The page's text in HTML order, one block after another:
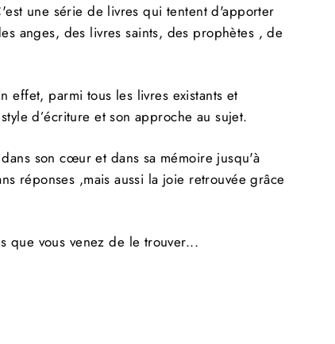
une série de livres qui tentent d'apporter
anges, des livres saints, des prophètes , de
effet, parmi tous les livres existants et
d’écriture et son approche au sujet.
son cœur et dans sa mémoire jusqu'à
réponses ,mais aussi la joie retrouvée grâce
que vous venez de le trouver...